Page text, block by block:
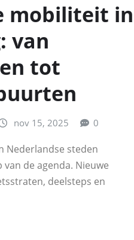
mobiliteit in
van
tot
nov 15, 2025 0
Nederlandse steden
de agenda. Nieuwe
deelsteps en